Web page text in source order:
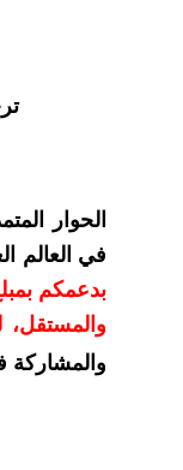
الحوار
في العالم
والمستقل،